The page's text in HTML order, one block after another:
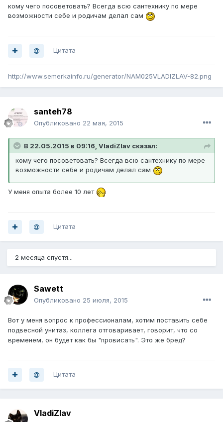
кому чего посоветовать? Всегда всю сантехнику по мере
возможности себе и родичам делал сам
Цитата
http://www.semerkainfo.ru/generator/NAM025VLADIZLAV-82.png
santeh78
Опубликовано 22 мая, 2015
В 22.05.2015 в 09:16, VladiZlav сказал:
кому чего посоветовать? Всегда всю сантехнику по мере
возможности себе и родичам делал сам
У меня опыта более 10 лет
Цитата
2 месяца спустя...
Sawett
Опубликовано 25 июля, 2015
Вот у меня вопрос к профессионалам, хотим поставить себе
подвесной унитаз, коллега отговаривает, говорит, что со
временем, он будет как бы "провисать". Это же бред?
Цитата
VladiZlav